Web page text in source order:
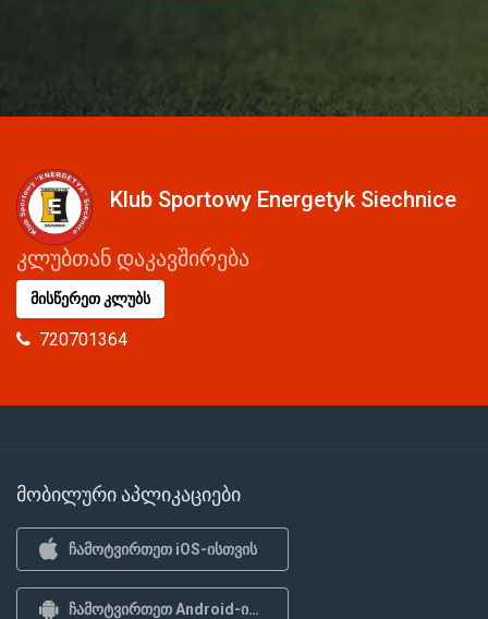
Klub Sportowy Energetyk Siechnice
კლუბთან დაკავშირება
მისწერეთ კლუბს
720701364
მობილური აპლიკაციები
ჩამოტვირთეთ iOS-ისთვის
ჩამოტვირთეთ Android-ისთვის